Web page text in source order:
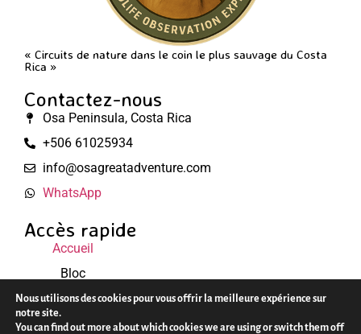
« Circuits de nature dans le coin le plus sauvage du Costa
Rica »
Contactez-nous
Osa Peninsula, Costa Rica
+506 61025934
info@osagreatadventure.com
WhatsApp
Accès rapide
Accueil
Bloc
Mentions légales
Nous utilisons des cookies pour vous offrir la meilleure expérience sur
notre site.
You can find out more about which cookies we are using or switch them off